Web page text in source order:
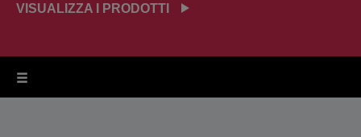
VISUALIZZA I PRODOTTI